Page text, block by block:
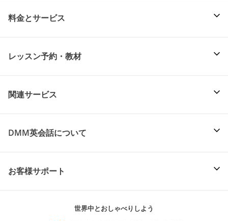
料金とサービス
レッスン予約・教材
関連サービス
DMM英会話について
お客様サポート
世界中とおしゃべりしよう